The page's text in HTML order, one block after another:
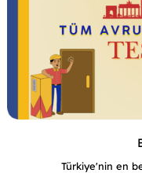
Türkiye'nin en